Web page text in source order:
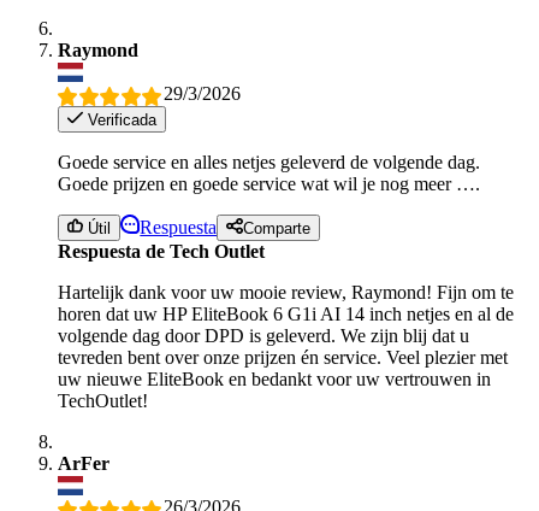
Raymond
29/3/2026
Verificada
Goede service en alles netjes geleverd de volgende dag.
Goede prijzen en goede service wat wil je nog meer ….
Útil Respuesta Comparte
Respuesta de Tech Outlet
Hartelijk dank voor uw mooie review, Raymond! Fijn om te
horen dat uw HP EliteBook 6 G1i AI 14 inch netjes en al de
volgende dag door DPD is geleverd. We zijn blij dat u
tevreden bent over onze prijzen én service. Veel plezier met
uw nieuwe EliteBook en bedankt voor uw vertrouwen in
TechOutlet!
ArFer